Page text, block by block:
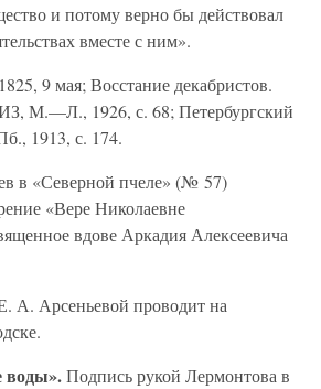
и потому верно бы действовал
вместе с ним».
9 мая; Восстание декабристов.
М.—Л., 1926, с. 68; Петербургский
1913, с. 174.
в «Северной пчеле» (№ 57)
«Вере Николаевне
вдове Аркадия Алексеевича
А. Арсеньевой проводит на
воды».Подпись рукой Лермонтова в